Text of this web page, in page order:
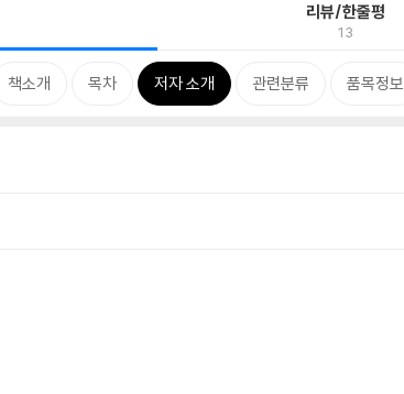
리뷰/한줄평
13
책소개 목차 저자 소개 관련분류 품목정보